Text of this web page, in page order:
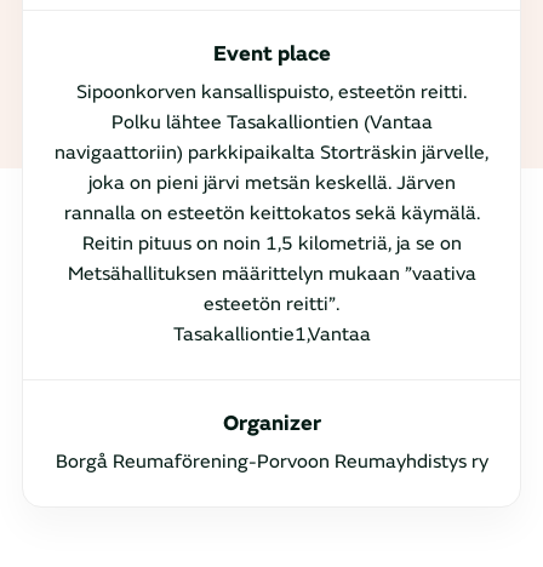
Event place
Sipoonkorven kansallispuisto, esteetön reitti.
Polku lähtee Tasakalliontien (Vantaa
navigaattoriin) parkkipaikalta Storträskin järvelle,
joka on pieni järvi metsän keskellä. Järven
rannalla on esteetön keittokatos sekä käymälä.
Reitin pituus on noin 1,5 kilometriä, ja se on
Metsähallituksen määrittelyn mukaan ”vaativa
esteetön reitti”.
Tasakalliontie1,Vantaa
Organizer
Borgå Reumaförening-Porvoon Reumayhdistys ry